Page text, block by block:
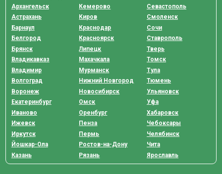
Архангельск
Астрахань
Барнаул
Белгород
Брянск
Владикавказ
Владимир
Волгоград
Воронеж
Екатеринбург
Иваново
Ижевск
Иркутск
Йошкар-Ола
Казань
Кемерово
Киров
Краснодар
Красноярск
Липецк
Махачкала
Мурманск
Нижний Новгород
Новосибирск
Омск
Оренбург
Пенза
Пермь
Ростов-на-Дону
Рязань
Севастополь
Смоленск
Сочи
Ставрополь
Тверь
Томск
Тула
Тюмень
Ульяновск
Уфа
Хабаровск
Чебоксары
Челябинск
Чита
Ярославль